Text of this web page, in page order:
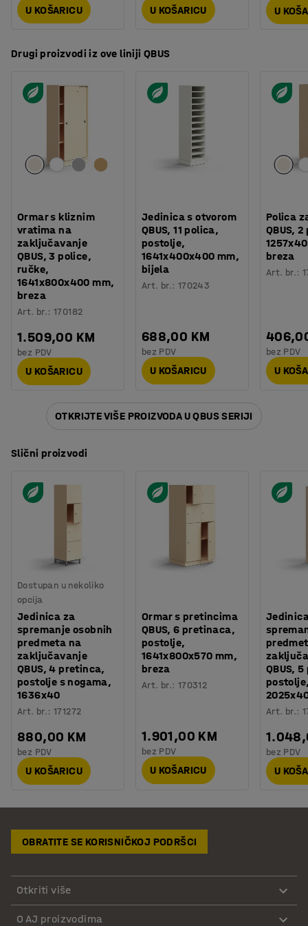
U KOŠARICU U KOŠARICU U
Drugi proizvodi iz ove liniji QBUS
Ormar s kliznim
vratima na
zaključavanje
QBUS, 3 police,
ručke,
1641x800x400 mm,
breza
Art. br.:170182
1.509,00 KM
bez PDV
U KOŠARICU
Jedinica s otvorom
QBUS, 11 polica,
postolje,
1641x400x400 mm,
bijela
Art. br.: 170243
688,00 KM
bez PDV
U KOŠARICU
Polica
QBUS,
breza
Art. br.:
bez PDV
U
OTKRIJTE VIŠE PROIZVODA U QBUS SERIJI
Slični proizvodi
Dostupan u nekoliko
opcija
Jedinica za
spremanje osobnih
predmeta na
zaključavanje
QBUS, 4 pretinca,
postolje s nogama,
1636x40
Art. br.:171272
880,00 KM
bez PDV
U KOŠARICU
Ormar s pretincima
QBUS, 6 pretinaca,
postolje,
1641x800x570 mm,
breza
Art. br.: 170312
1.901,00 KM
bez PDV
U KOŠARICU
QBUS,
Art. br.:
bez PDV
U
OBRATITE SE KORISNIČKOJ PODRŠCI
Otkriti više
O AJ proizvodima